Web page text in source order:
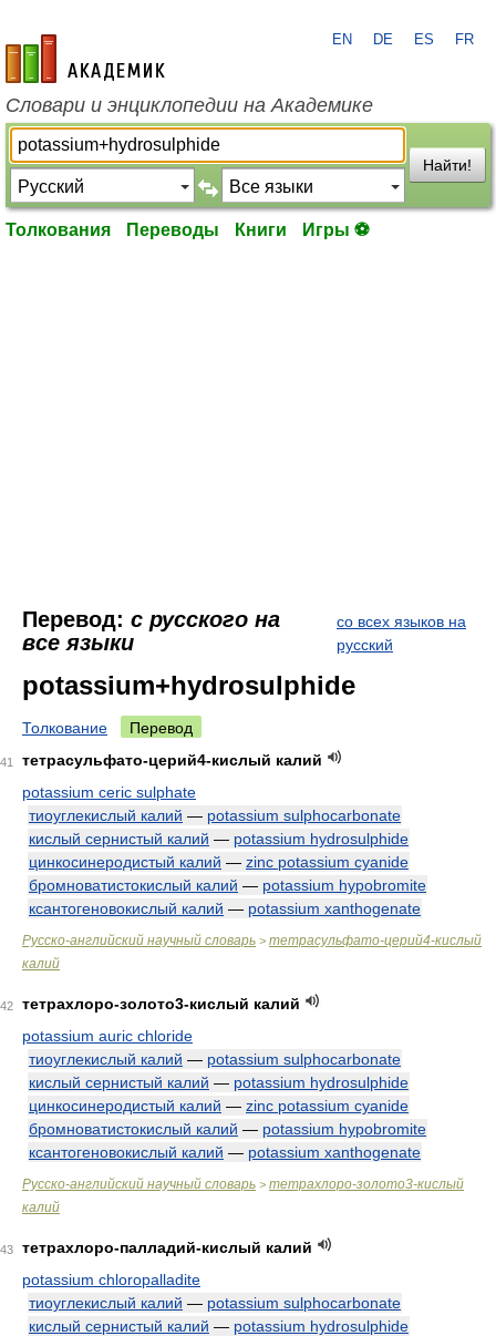
academic.ru
EN DE ES FR
Словари и энциклопедии на Академике
Найти!
Толкования Переводы Книги Игры ⚽
Перевод: с русского на
все языки
со всех языков на
русский
potassium+hydrosulphide
Толкование Перевод
41
тетрасульфато-церий4-кислый калий
potassium ceric sulphate
тиоуглекислый калий — potassium sulphocarbonate
кислый сернистый калий — potassium hydrosulphide
цинкосинеродистый калий — zinc potassium cyanide
бромноватистокислый калий — potassium hypobromite
ксантогеновокислый калий — potassium xanthogenate
Русско-английский научный словарь > тетрасульфато-церий4-кислый
калий
42
тетрахлоро-золото3-кислый калий
potassium auric chloride
тиоуглекислый калий — potassium sulphocarbonate
кислый сернистый калий — potassium hydrosulphide
цинкосинеродистый калий — zinc potassium cyanide
бромноватистокислый калий — potassium hypobromite
ксантогеновокислый калий — potassium xanthogenate
Русско-английский научный словарь > тетрахлоро-золото3-кислый
калий
43
тетрахлоро-палладий-кислый калий
potassium chloropalladite
тиоуглекислый калий — potassium sulphocarbonate
кислый сернистый калий — potassium hydrosulphide